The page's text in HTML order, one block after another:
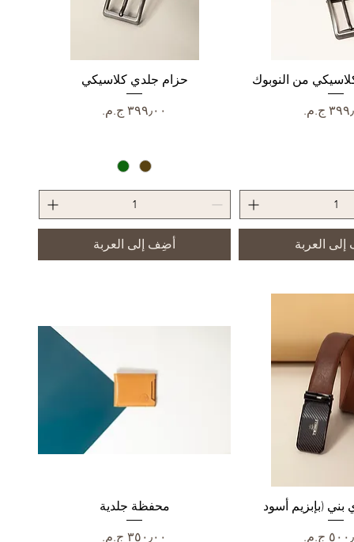
السريعمن النوبوك
العربة
العرض السريع
حزام جلدي كلاسيكي
السعر
أضِف إلى العربة
السريع
(بإبزيم أسود العرض السريع
محفظة جلدية
السعر